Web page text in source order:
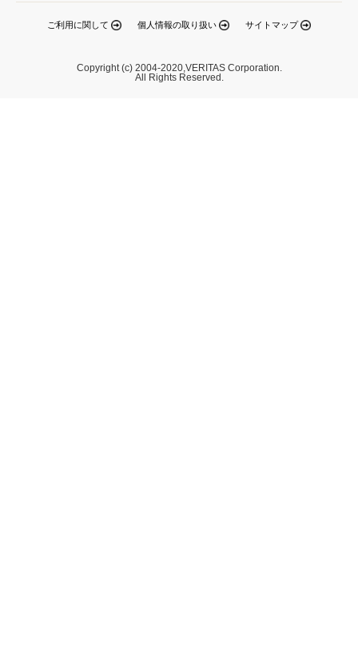
ご利用に関して 個人情報の取り扱い サイトマップ
Copyright (c) 2004-2020,VERITAS Corporation.
All Rights Reserved.